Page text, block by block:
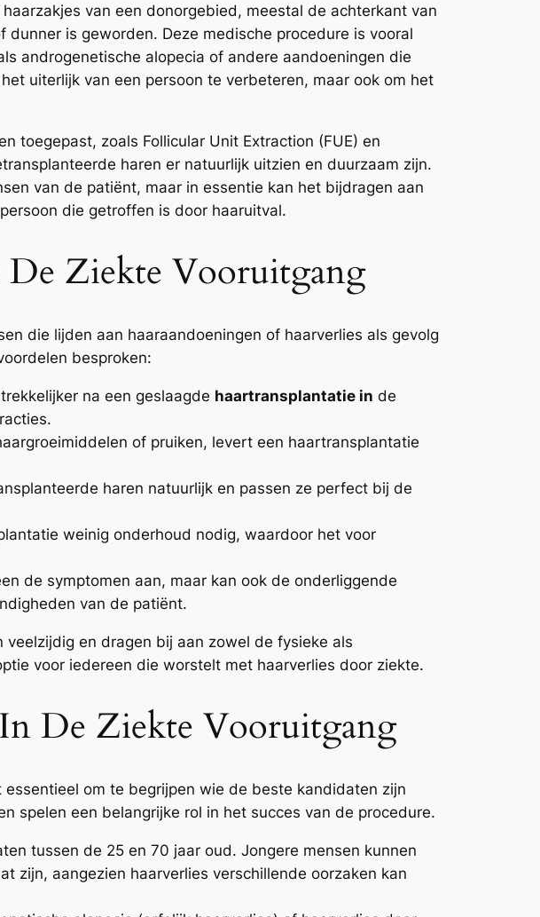
van een donorgebied, meestal de achterkant van
is geworden. Deze medische procedure is vooral
androgenetische alopecia of andere aandoeningen die
uiterlijk van een persoon te verbeteren, maar ook om het
toegepast, zoals Follicular Unit Extraction (FUE) en
haren er natuurlijk uitzien en duurzaam zijn.
van de patiënt, maar in essentie kan het bijdragen aan
die getroffen is door haaruitval.
De Ziekte Vooruitgang
die lijden aan haaraandoeningen of haarverlies als gevolg
besproken:
na een geslaagde haartransplantatie in de
of pruiken, levert een haartransplantatie
haren natuurlijk en passen ze perfect bij de
weinig onderhoud nodig, waardoor het voor
de symptomen aan, maar kan ook de onderliggende
van de patiënt.
en dragen bij aan zowel de fysieke als
voor iedereen die worstelt met haarverlies door ziekte.
De Ziekte Vooruitgang
om te begrijpen wie de beste kandidaten zijn
spelen een belangrijke rol in het succes van de procedure.
tussen de 25 en 70 jaar oud. Jongere mensen kunnen
zijn, aangezien haarverlies verschillende oorzaken kan